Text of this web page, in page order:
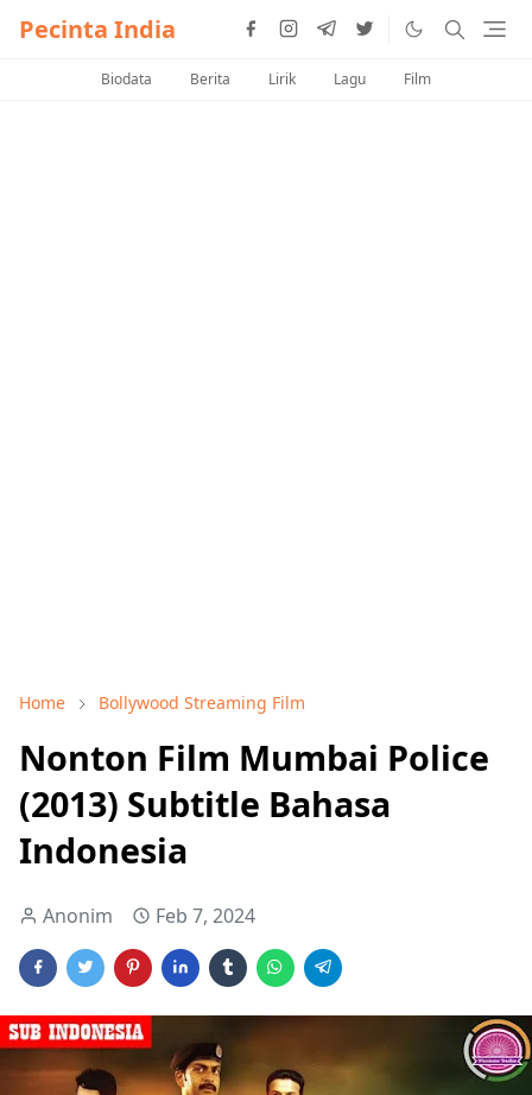
Pecinta India
Biodata Berita Lirik Lagu Film
Home Bollywood Streaming Film
Nonton Film Mumbai Police
(2013) Subtitle Bahasa
Indonesia
Anonim Feb 7, 2024